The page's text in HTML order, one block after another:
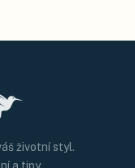
životní styl.
a tipy.